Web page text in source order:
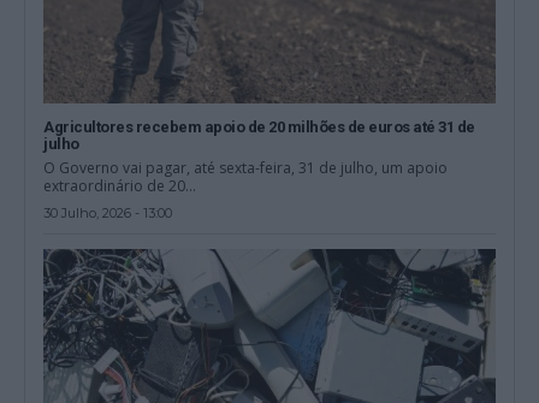
Agricultores recebem apoio de 20 milhões de euros até 31 de
julho
O Governo vai pagar, até sexta-feira, 31 de julho, um apoio
extraordinário de 20...
30 Julho, 2026 - 13:00